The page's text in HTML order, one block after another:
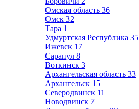
Омская область 36
Омск 32
Тара 1
Удмуртская Республика 35
Ижевск 17
Сарапул 8
Воткинск 3
Архангельская область 33
Архангельск 15
Северодвинск 11
Новодвинск 7